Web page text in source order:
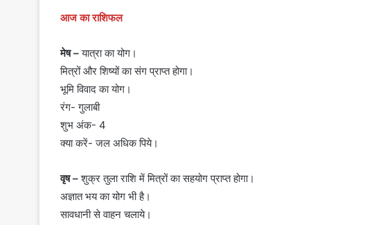
आज का राशिफल
मेष –यात्रा का योग।
मित्रों और शिष्यों का संग प्राप्त होगा।
भूमि विवाद का योग।
रंग- गुलाबी
शुभ अंक- 4
क्या करें- जल अधिक पिये।
वृष –शुक्र तुला राशि में मित्रों का सहयोग प्राप्त होगा।
अज्ञात भय का योग भी है।
सावधानी से वाहन चलाये।